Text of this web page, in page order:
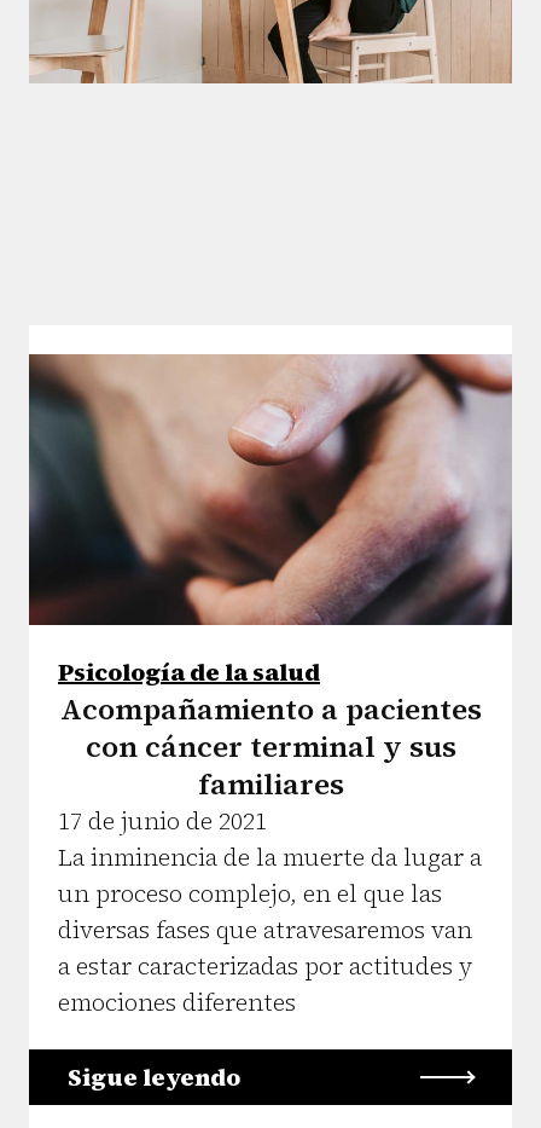
Psicología de la salud
Acompañamiento a pacientes
con cáncer terminal y sus
familiares
17 de junio de 2021
La inminencia de la muerte da lugar a
un proceso complejo, en el que las
diversas fases que atravesaremos van
a estar caracterizadas por actitudes y
emociones diferentes
Sigue leyendo